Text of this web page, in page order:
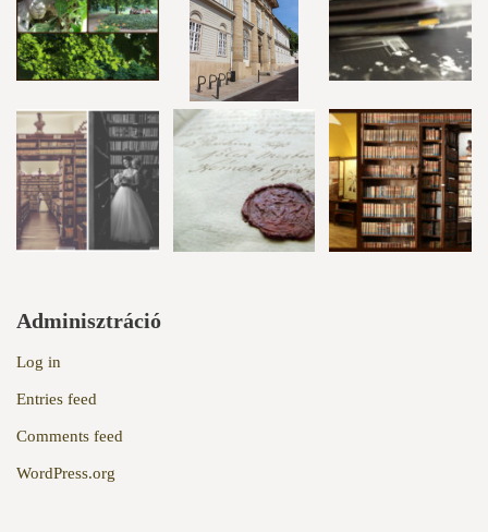
Adminisztráció
Log in
Entries feed
Comments feed
WordPress.org